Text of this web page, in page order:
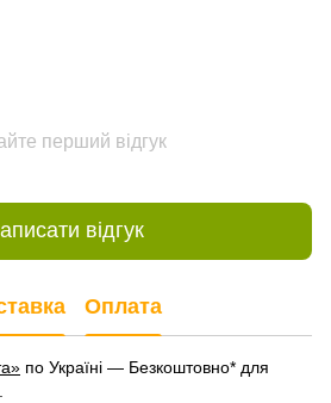
перший відгук
відгук
Оплата
по Україні — Безкоштовно* для